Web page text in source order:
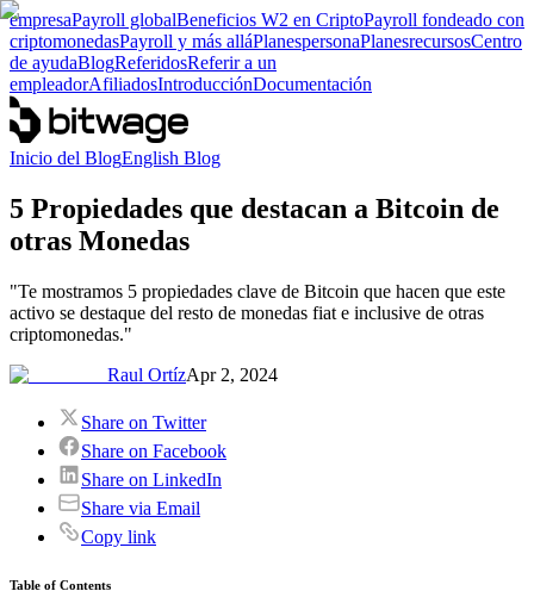
empresaPayroll globalBeneficios W2 en CriptoPayroll fondeado con
criptomonedasPayroll y más alláPlanespersonaPlanesrecursosCentro
de ayudaBlogReferidosReferir a un
empleadorAfiliadosIntroducciónDocumentación
Inicio del BlogEnglish Blog
5 Propiedades que destacan a Bitcoin de
otras Monedas
"Te mostramos 5 propiedades clave de Bitcoin que hacen que este
activo se destaque del resto de monedas fiat e inclusive de otras
criptomonedas."
Raul OrtízApr 2, 2024
Share on Twitter
Share on Facebook
Share on LinkedIn
Share via Email
Copy link
Table of Contents